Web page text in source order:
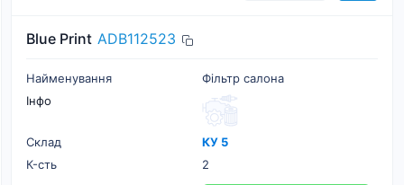
Blue Print ADB112523
Найменування
Фільтр салона
Інфо
Склад
КУ 5
К-cть
2